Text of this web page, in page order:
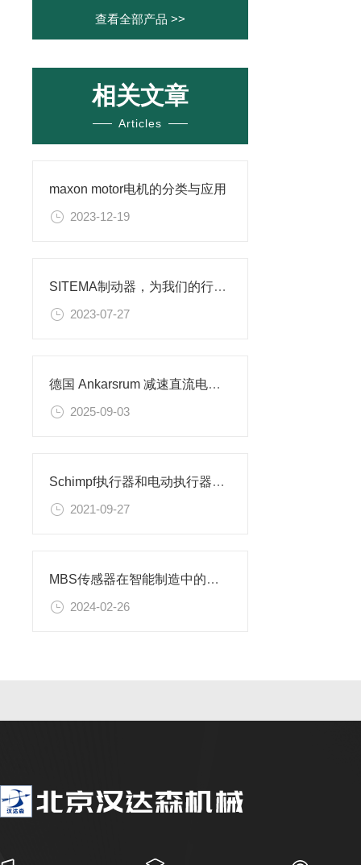
查看全部产品 >>
相关文章
Articles
maxon motor电机的分类与应用
2023-12-19
SITEMA制动器，为我们的行车安全保驾护航
2023-07-27
德国 Ankarsrum 减速直流电机技术选型指导及应用场景
2025-09-03
Schimpf执行器和电动执行器的区别
2021-09-27
MBS传感器在智能制造中的应用
2024-02-26